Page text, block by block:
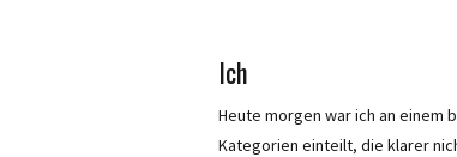
Ich
Heute morgen war ich an einem
Kategorien einteilt, die klarer